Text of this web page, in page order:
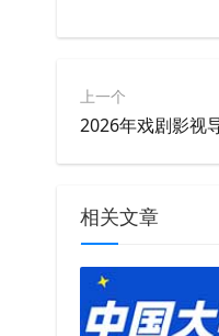
上一个
2026年戏剧影视
相关文章